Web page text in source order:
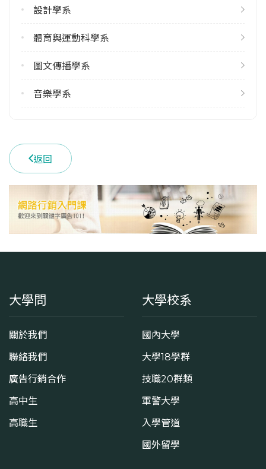
113學年度下學期
4
學系電話
設計學系
體育與運動科學系
圖文傳播學系
音樂學系
返回
大學問
關於我們
聯絡我們
廣告行銷合作
高中生
高職生
大學校系
國內大學
大學18學群
技職20群類
軍警大學
入學管道
國外留學